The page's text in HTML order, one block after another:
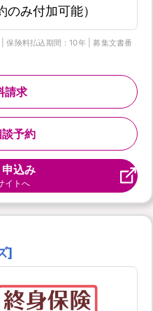
み付加可能）
保険料払込期間：10年 | 募集文書番
予約
請求
申込み
イトへ
]